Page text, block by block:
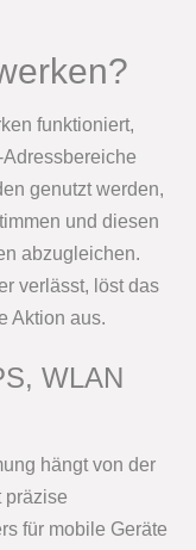
funktioniert,
genutzt werden,
und diesen
abzugleichen.
verlässt, löst das
Aktion aus.
WLAN
hängt von der
präzise
für mobile Geräte